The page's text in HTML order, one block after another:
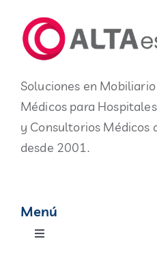
Soluciones en
Médicos para
y Consultorios Médicos
desde 2001.
Menú
Toggle